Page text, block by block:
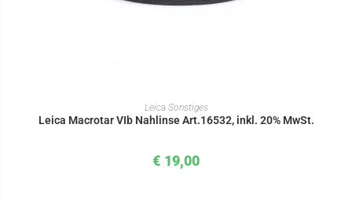
IN DEN WARENKORB
Leica Sonstiges
Leica Macrotar VIb Nahlinse Art.16532, inkl. 20% MwSt.
€ 19,00